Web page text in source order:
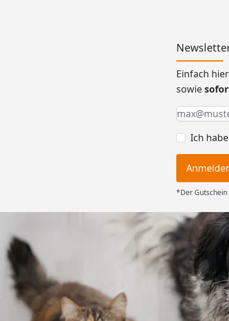
Einfach
sowie
Keine
Eingabe
E-Mail *
Ich
*Der
mit
Lieferung, alles
top“
Versand